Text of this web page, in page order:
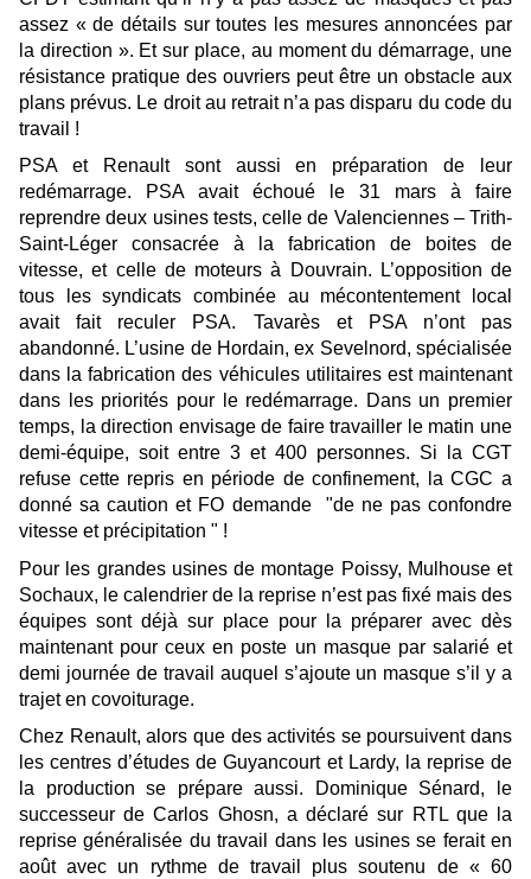
assez «de détails sur toutes les mesures annoncées par
la direction ». Et sur place, au moment du démarrage, une
résistance pratique des ouvriers peut être un obstacle aux
plans prévus. Le droit au retrait n’a pas disparu du code du
travail !
PSA et Renault sont aussi en préparation de leur
redémarrage. PSA avait échoué le 31 mars à faire
reprendre deux usines tests, celle de Valenciennes – Trith-
Saint-Léger consacrée à la
fabrication de boites de
vitesse, et celle de moteurs à Douvrain. L’opposition de
tous les syndicats combinée au mécontentement local
avait fait reculer PSA. Tavarès et PSA n’ont pas
abandonné. L’usine de Hordain, ex Sevelnord, spécialisée
dans la fabrication des véhicules utilitaires est maintenant
dans les priorités pour le redémarrage. Dans un premier
temps, la direction envisage de faire travailler le matin une
demi-équipe, soit entre 3 et 400 personnes. Si la CGT
refuse cette repris en période de confinement, la CGC a
donné sa caution et FO demande "de ne pas confondre
vitesse et précipitation " !
Pour les grandes usines de montage Poissy, Mulhouse et
Sochaux, le calendrier de la reprise n’est pas fixé mais des
équipes sont déjà sur place pour la préparer avec dès
maintenant pour ceux en poste un masque par salarié et
demi journée de travail auquel s’ajoute un masques’il y a
trajet en covoiturage.
Chez Renault, alors que des activités se poursuivent dans
les centres d’études de Guyancourt et Lardy, la reprise de
la production se prépare aussi.
Dominique Sénard, le
successeur de Carlos Ghosn, a déclaré sur RTL que
la
reprisegénéralisée du travail dans les usines se ferait en
aoûtavec un rythme de travail plus soutenu de « 60